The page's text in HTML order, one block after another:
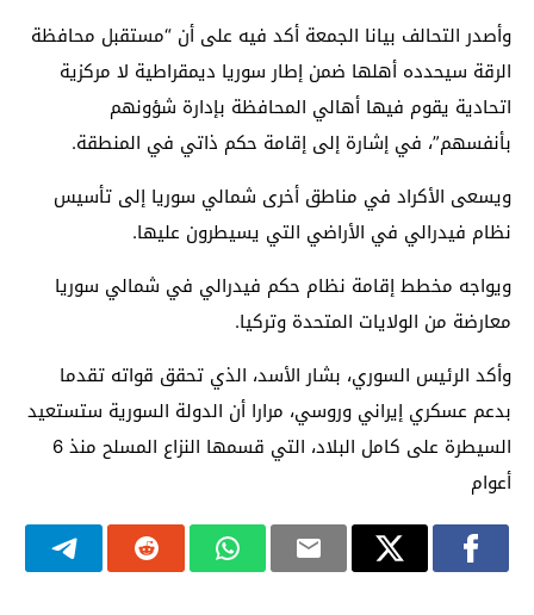
وأصدر التحالف بيانا الجمعة أكد فيه على أن “مستقبل محافظة
الرقة سيحدده أهلها ضمن إطار سوريا ديمقراطية لا مركزية
اتحادية يقوم فيها أهالي المحافظة بإدارة شؤونهم
بأنفسهم”، في إشارة إلى إقامة حكم ذاتي في المنطقة.
ويسعى الأكراد في مناطق أخرى شمالي سوريا إلى تأسيس
نظام فيدرالي في الأراضي التي يسيطرون عليها.
ويواجه مخطط إقامة نظام حكم فيدرالي في شمالي سوريا
معارضة من الولايات المتحدة وتركيا.
وأكد الرئيس السوري، بشار الأسد، الذي تحقق قواته تقدما
بدعم عسكري إيراني وروسي، مرارا أن الدولة السورية ستستعيد
السيطرة على كامل البلاد، التي قسمها النزاع المسلح منذ 6
أعوام